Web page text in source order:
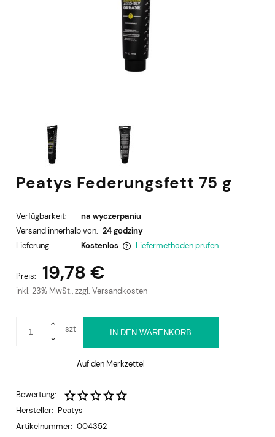
Peatys Federungsfett 75 g
Verfügbarkeit:
na wyczerpaniu
Versand innerhalb von: 24 godziny
Lieferung:
Kostenlos
Liefermethoden prüfen
Preis: 19,78 €
inkl. 23% MwSt., zzgl. Versandkosten
szt IN DEN WARENKORB
Auf den Merkzettel
Bewertung:
Hersteller: Peatys
Artikelnummer: 004352